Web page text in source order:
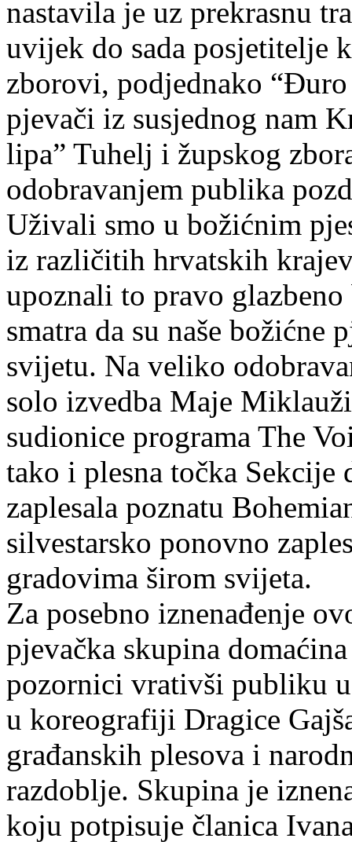
nastavila je uz prekrasnu
uvijek do sada posjetitelje
zborovi, podjednako
pjevači iz susjednog nam
lipa” Tuhelj i župskog
odobravanjem publika
Uživali smo u božićnim
iz različitih hrvatskih
upoznali to pravo
smatra da su naše božićne
svijetu. Na veliko
solo izvedba Maje
sudionice programa The
tako i plesna točka
zaplesala poznatu
silvestarsko ponovno
gradovima širom svijeta.
Za posebno iznenađenje
pjevačka skupina
pozornici vrativši publiku
u koreografiji Dragice
građanskih plesova i
razdoblje. Skupina je
koju potpisuje članica